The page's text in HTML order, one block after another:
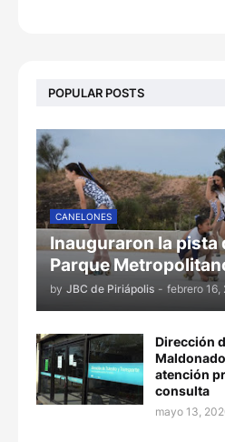
POPULAR POSTS
CANELONES
Inauguraron la pista
Parque
by JBC de Piriápolis - febrero 16,
Dirección
atención
consulta
mayo 13,